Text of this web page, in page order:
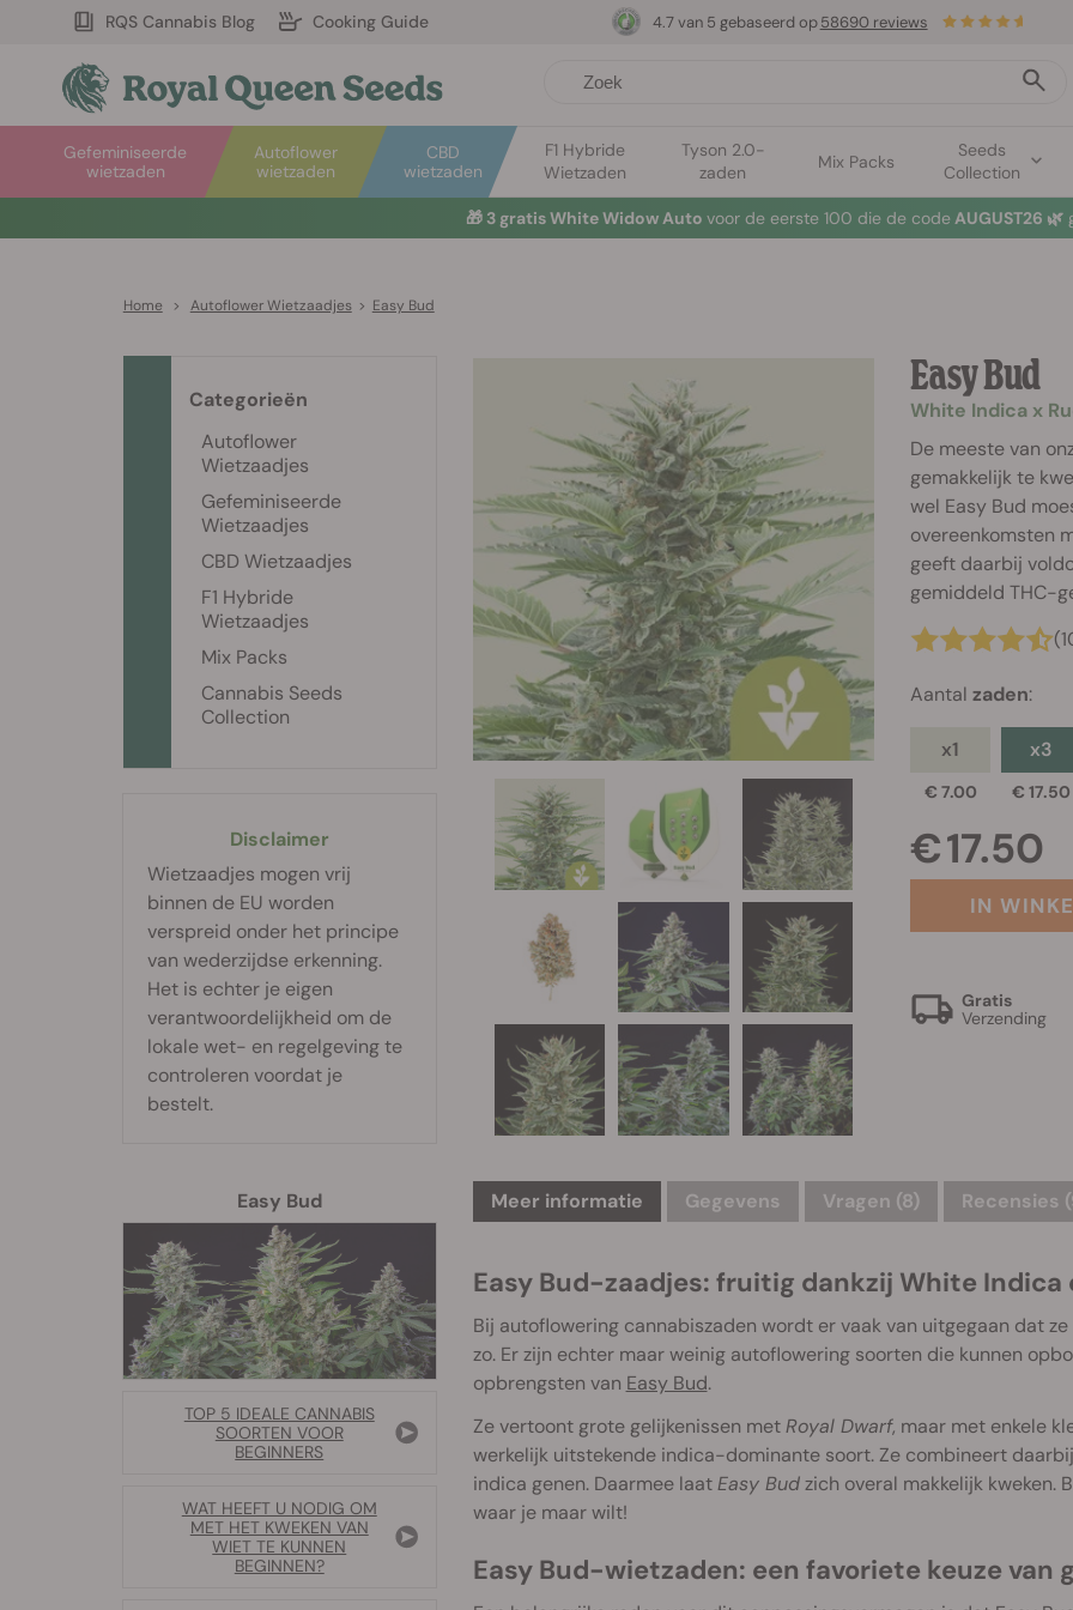
RQS Cannabis Blog Cooking Guide
Autoflower
wietzaden
Gefeminiseerde
wietzaden
CBD
wietzaden
F1 Hybride
Wietzaden
Tyson 2.0-
zaden
Mix Packs
Seeds
Collection
4.7 van 5 gebaseerd op 58690 reviews
🎁 3 gratis White Widow Auto voor de eerste 100 die de code AUGUST26 🌿
Home > Autoflower Wietzaadjes > Easy Bud
Easy Bud
White Indica x
De meeste van
gemakkelijk te
wel Easy Bud
overeenkomsten
geeft daarbij
gemiddeld THC-
Aantalzaden:
x1
€ 7.00
x3
€ 17.50
€ 17.50
IN
Gratis
Verzending
Meer informatie Gegevens Vragen (8) Recensies
Easy Bud-zaadjes: fruitig dankzij White Indica
Bij autoflowering cannabiszaden wordt er vaak van uitgegaan dat
zo. Er zijn echter maar weinig autoflowering soorten die kunnen
opbrengsten van Easy Bud.
Ze vertoont grote gelijkenissen metRoyal Dwarf, maar met enkele
werkelijk uitstekende indica-dominante soort. Ze combineert
indica genen. Daarmee laatEasy Budzich overal makkelijk kweken.
waar je maar wilt!
Easy Bud-wietzaden: een favoriete keuze van
Categorieën
Autoflower
Wietzaadjes
Gefeminiseerde
Wietzaadjes
CBD Wietzaadjes
F1 Hybride
Wietzaadjes
Mix Packs
Cannabis Seeds
Collection
Disclaimer
Wietzaadjes mogen vrij
binnen de EU worden
verspreid onder het principe
van wederzijdse erkenning.
Het is echter je eigen
verantwoordelijkheid om de
lokale wet- en regelgeving te
controleren voordat je
bestelt.
Easy Bud
TOP 5 IDEALE CANNABIS
SOORTEN VOOR
BEGINNERS
WAT HEEFT U NODIG OM
MET HET KWEKEN VAN
WIET TE KUNNEN
BEGINNEN?